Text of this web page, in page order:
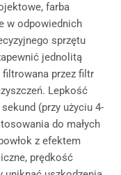
farba
w odpowiednich
sprzętu
jednolitą
przez filtr
Lepkość
(przy użyciu 4-
do małych
z efektem
prędkość